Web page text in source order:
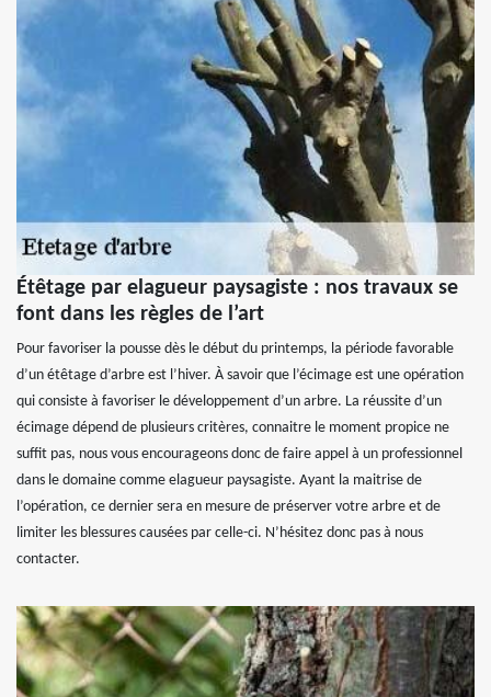
Étêtage par elagueur paysagiste : nos travaux se
font dans les règles de l’art
Pour favoriser la pousse dès le début du printemps, la période favorable
d’un étêtage d’arbre est l’hiver. À savoir que l’écimage est une opération
qui consiste à favoriser le développement d’un arbre. La réussite d’un
écimage dépend de plusieurs critères, connaitre le moment propice ne
suffit pas, nous vous encourageons donc de faire appel à un professionnel
dans le domaine comme elagueur paysagiste. Ayant la maitrise de
l’opération, ce dernier sera en mesure de préserver votre arbre et de
limiter les blessures causées par celle-ci. N’hésitez donc pas à nous
contacter.